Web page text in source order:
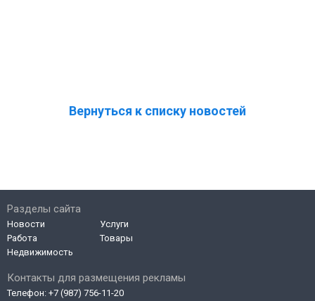
Вернуться к списку новостей
Контакты для размещения рекламы
Телефон: +7 (987) 756-11-20
Разделы сайта
Новости
Работа
Недвижимость
Услуги
Товары